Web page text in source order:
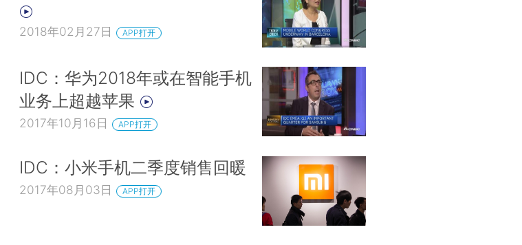
2018年02月27日 APP打开
IDC：华为2018年或在智能手机
业务上超越苹果
2017年10月16日 APP打开
IDC：小米手机二季度销售回暖
2017年08月03日 APP打开